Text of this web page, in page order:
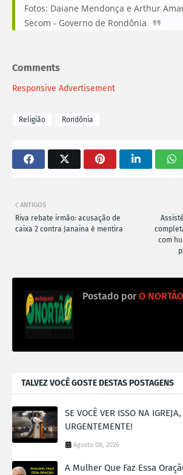
Fotos: Daiane Mendonça e Arthur
Secom - Governo de Rondônia
Comments
Responsive Advertisement
Religião Rondônia
com
ANTIGOS
Riva rebate irmão: acusação de
caixa 2 contra Janaina é mentira
Postado por O NORTÃO
TALVEZ VOCÊ GOSTE DESTAS POSTAGENS
SE VOCÊ VER ISSO NA
URGENTEMENTE!
Agosto 08, 2026
A Mulher Que Faz Essa